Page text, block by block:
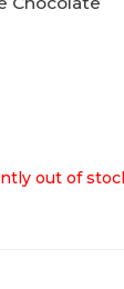
out of